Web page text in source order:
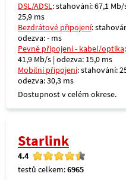
DSL/ADSL: stahování: 67,1
25,9 ms
Bezdrátové připojení:
odezva: - ms
Pevné připojení - kabel/optika
41,9 Mb/s | odezva: 15,0 ms
Mobilní připojení: stahování:
odezva: 30,3 ms
Dostupnost v celém okrese.
Starlink
4.4
testů celkem:6965